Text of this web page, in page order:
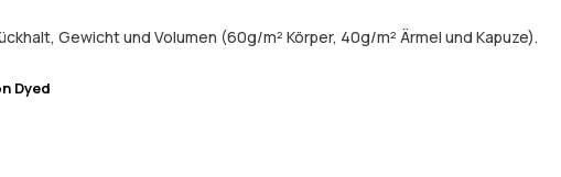
Gewicht und Volumen (60g/m² Körper, 40g/m² Ärmel und Kapuze).
Dyed